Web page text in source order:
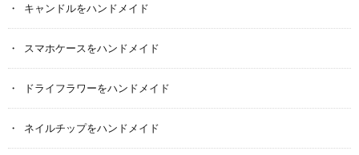
キャンドルをハンドメイド
スマホケースをハンドメイド
ドライフラワーをハンドメイド
ネイルチップをハンドメイド